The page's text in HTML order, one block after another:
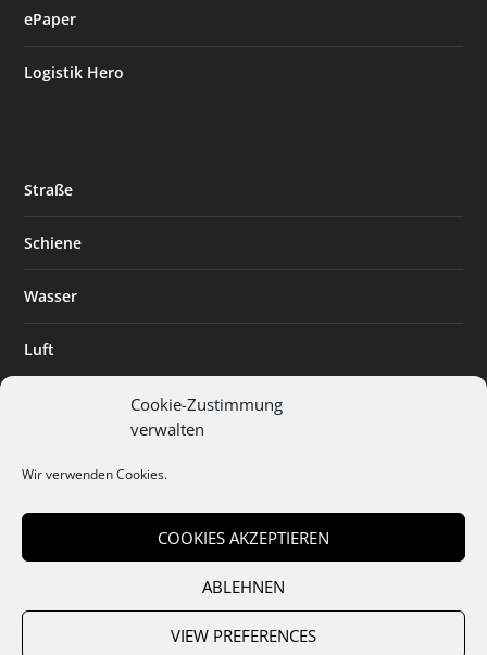
Cookie-Zustimmung
verwalten
Wir verwenden Cookies.
COOKIES AKZEPTIEREN
ABLEHNEN
VIEW PREFERENCES
ePaper
Logistik Hero
Straße
Schiene
Wasser
Luft
Digitalisierung
Mediadaten Cookies Datenschutz